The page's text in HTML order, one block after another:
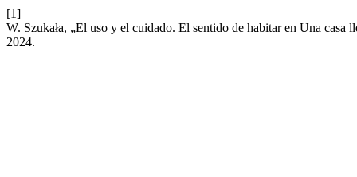
[1]
W. Szukała, „El uso y el cuidado. El sentido de habitar en Una casa
2024.